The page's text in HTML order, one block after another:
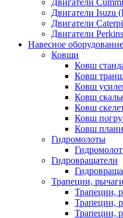
Двигатели Isuzu
Двигатели
Двигатели Perkins
Навесное оборудование
Ковши
Ковш
Ковш
Ковш
Ковш
Ковш
Ковш
Ковш
Гидромолоты
Гидровращатели
Трапеции, рычаги
Трапеции,
Трапеции,
Трапеции,